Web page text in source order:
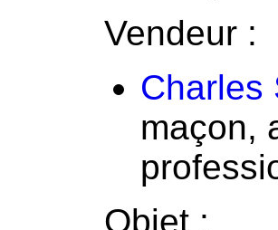
Vendeur :
Charles
maçon,
Objet :